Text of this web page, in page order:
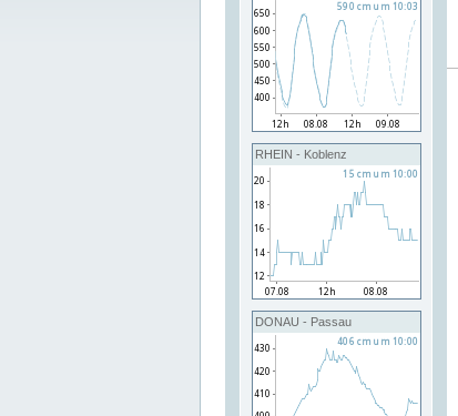
RHEIN - Koblenz
DONAU - Passau